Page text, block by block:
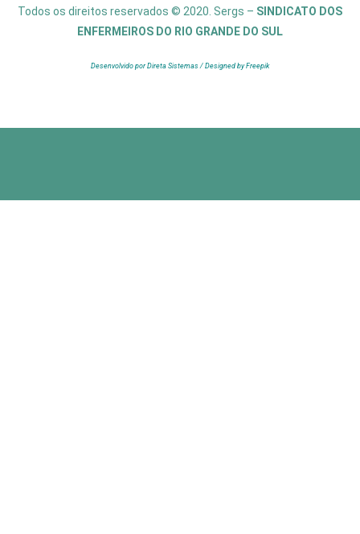
Todos os direitos reservados © 2020. Sergs – SINDICATO DOS
ENFERMEIROS DO RIO GRANDE DO SUL
Desenvolvido por Direta Sistemas / Designed by Freepik